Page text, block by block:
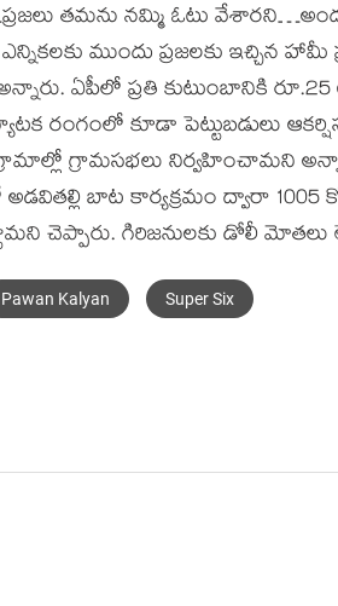
తమను నమ్మి ఓటు
ముందు ప్రజలకు ఇచ్చిన
ఏపీలో ప్రతి కుటుంబానికి
రంగంలో కూడా పెట్టుబడులు
గ్రామసభలు నిర్వహించామని
బాట కార్యక్రమం ద్వారా 1005
చెప్పారు. గిరిజనులకు డోలీ
Pawan Kalyan Super Six